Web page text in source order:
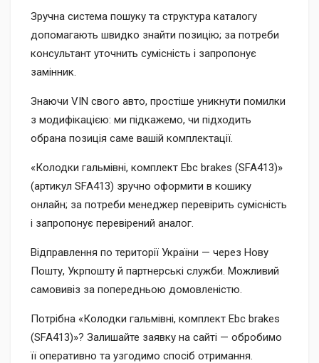
Зручна система пошуку та структура каталогу
допомагають швидко знайти позицію; за потреби
консультант уточнить сумісність і запропонує
замінник.
Знаючи VIN свого авто, простіше уникнути помилки
з модифікацією: ми підкажемо, чи підходить
обрана позиція саме вашій комплектації.
«Колодки гальмівні, комплект Ebc brakes (SFA413)»
(артикул SFA413) зручно оформити в кошику
онлайн; за потреби менеджер перевірить сумісність
і запропонує перевірений аналог.
Відправлення по території України — через Нову
Пошту, Укрпошту й партнерські служби. Можливий
самовивіз за попередньою домовленістю.
Потрібна «Колодки гальмівні, комплект Ebc brakes
(SFA413)»? Залишайте заявку на сайті — обробимо
її оперативно та узгодимо спосіб отримання.